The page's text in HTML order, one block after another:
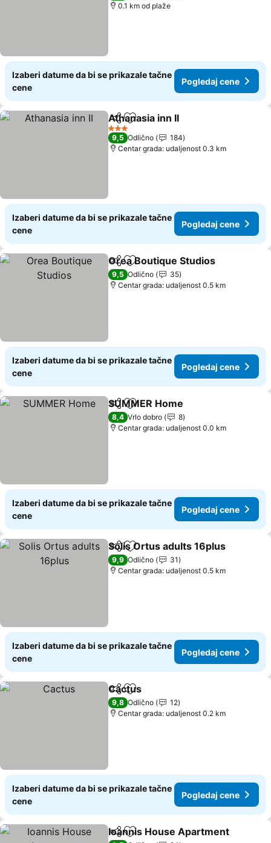
0.1 km od plaže
Izaberi datume da bi se prikazale tačne
cene
Pogledaj cene
Deli Dodati u favorite
Athanasia inn II
3 Zvezdice
9,5 Odlično
184
Centar grada: udaljenost 0.3 km
Izaberi datume da bi se prikazale tačne
cene
Pogledaj cene
Deli Dodati u favorite
Orea Boutique Studios
9,5 Odlično
35
Centar grada: udaljenost 0.5 km
Izaberi datume da bi se prikazale tačne
cene
Pogledaj cene
Deli Dodati u favorite
SUMMER Home
8,4 Vrlo dobro
8
Centar grada: udaljenost 0.0 km
Izaberi datume da bi se prikazale tačne
cene
Pogledaj cene
Deli Dodati u favorite
Solis Ortus adults 16plus
9,9 Odlično
31
Centar grada: udaljenost 0.5 km
Izaberi datume da bi se prikazale tačne
cene
Pogledaj cene
Deli Dodati u favorite
Cactus
9,8 Odlično
12
Centar grada: udaljenost 0.2 km
Izaberi datume da bi se prikazale tačne
cene
Pogledaj cene
Deli Dodati u favorite
Ioannis House Apartment